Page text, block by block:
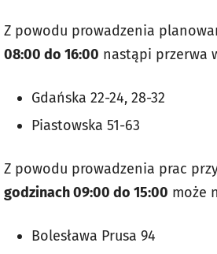
Z powodu prowadzenia
08:00 do 16:00 nastąpi przerwa
Gdańska 22-24, 28-32
Piastowska 51-63
Z powodu prowadzenia prac
godzinach 09:00 do 15:00 może
Bolesława Prusa 94